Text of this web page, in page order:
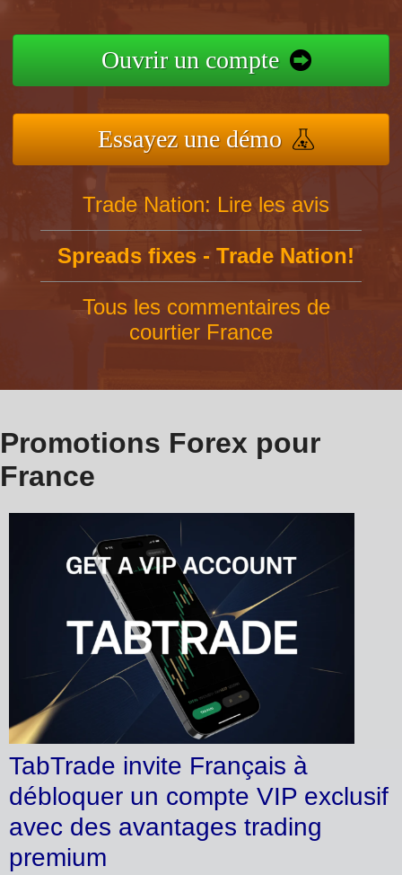
Ouvrir un compte
Essayez une démo
Trade Nation: Lire les avis
Spreads fixes - Trade Nation!
Tous les commentaires de
courtier France
Promotions Forex pour
France
TabTrade invite Français à
débloquer un compte VIP exclusif
avec des avantages trading
premium